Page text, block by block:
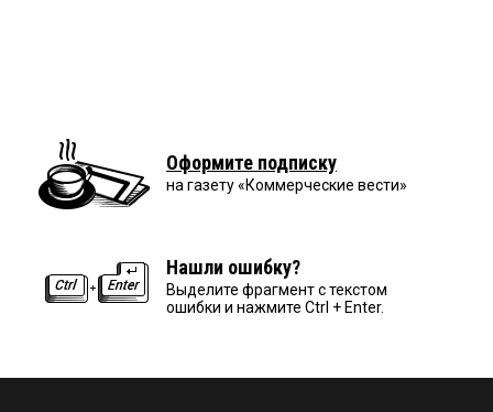
Оформите подписку
на газету «Коммерческие вести»
Нашли ошибку?
Выделите фрагмент с текстом
ошибки и нажмите Ctrl + Enter.